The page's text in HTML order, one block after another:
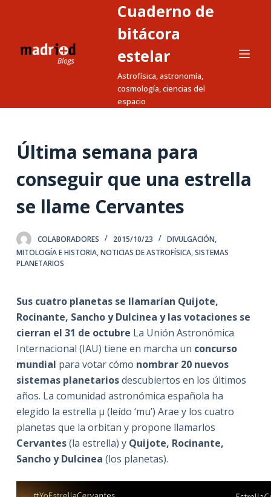
a
e
d
o
Cuaderno de
bitácora
estelar
Astrofísica, astronomía,
cosmología, ciencias del
espacio
Última semana para
conseguir que una estrella
se llame Cervantes
COLABORADORES 2015/10/23 DIVULGACIÓN,
MITOLOGÍA E HISTORIA,NOTICIAS DE ASTROFÍSICA,SISTEMAS
PLANETARIOS
Sus cuatro planetas se llamarían Quijote,
Rocinante, Sancho y Dulcinea y las votaciones se
cierran el 31 de octubre La Unión Astronómica
Internacional (IAU) tiene en marcha un concurso
mundial para votar cómo nombrar 20 nuevos
sistemas planetariosdescubiertos en los últimos
años. La comunidad astronómica española ha
elegido la estrella μ (leído ‘mu’) Arae y los cuatro
planetas que la orbitan y propone llamarlos
Cervantes(la estrella) y Quijote, Rocinante,
Sancho y Dulcinea (los planetas).